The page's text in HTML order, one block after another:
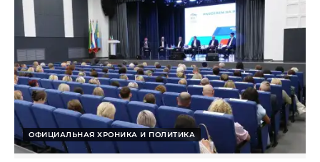
ОФИЦИАЛЬНАЯ ХРОНИКА И ПОЛИТИКА